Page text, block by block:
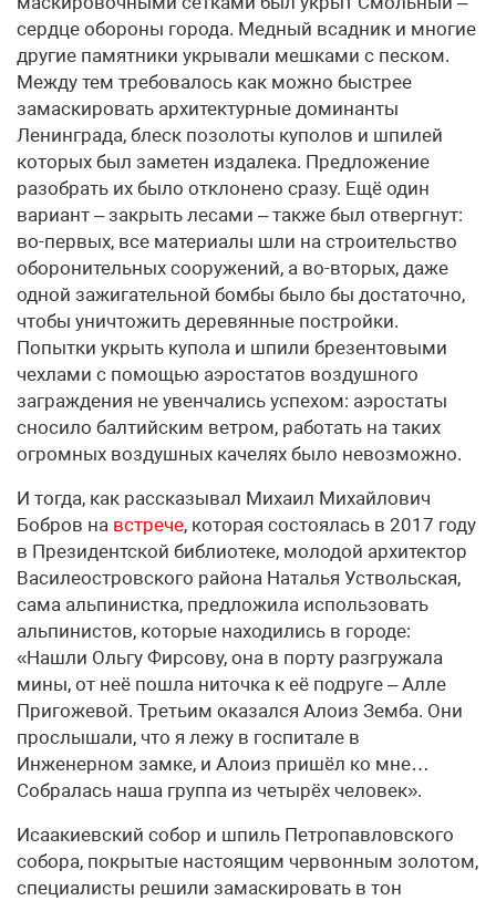
сердце обороны города. Медный всадник и многие
другие памятники укрывали мешками с песком.
Между тем требовалось как можно быстрее
замаскировать архитектурные доминанты
Ленинграда, блеск позолоты куполов и шпилей
которых был заметен издалека. Предложение
разобрать их было отклонено сразу. Ещё один
вариант – закрыть лесами – также был отвергнут:
во-первых, все материалы шли на строительство
оборонительных сооружений, а во-вторых, даже
одной зажигательной бомбы было бы достаточно,
чтобы уничтожить деревянные постройки.
Попытки укрыть купола и шпили брезентовыми
чехлами с помощью аэростатов воздушного
заграждения не увенчались успехом: аэростаты
сносило балтийским ветром, работать на таких
огромных воздушных качелях было невозможно.
И тогда, как рассказывал Михаил Михайлович
Бобров на встрече, которая состоялась в 2017 году
в Президентской библиотеке, молодой архитектор
Василеостровского района Наталья Уствольская,
сама альпинистка, предложила использовать
альпинистов, которые находились в городе:
«Нашли Ольгу Фирсову, она в порту разгружала
мины, от неё пошла ниточка к её подруге – Алле
Пригожевой. Третьим оказался Алоиз Земба. Они
прослышали, что я лежу в госпитале в
Инженерном замке, и Алоиз пришёл ко мне…
Собралась наша группа из четырёх человек».
Исаакиевский собор и шпиль Петропавловского
собора, покрытые настоящим червонным золотом,
специалисты решили замаскировать в тон